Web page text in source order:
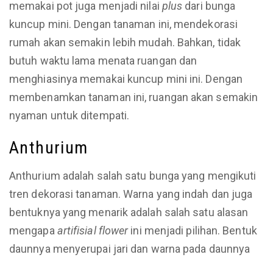
memakai pot juga menjadi nilai plus dari bunga
kuncup mini. Dengan tanaman ini, mendekorasi
rumah akan semakin lebih mudah. Bahkan, tidak
butuh waktu lama menata ruangan dan
menghiasinya memakai kuncup mini ini. Dengan
membenamkan tanaman ini, ruangan akan semakin
nyaman untuk ditempati.
Anthurium
Anthurium adalah salah satu bunga yang mengikuti
tren dekorasi tanaman. Warna yang indah dan juga
bentuknya yang menarik adalah salah satu alasan
mengapa artifisial flowerini menjadi pilihan. Bentuk
daunnya menyerupai jari dan warna pada daunnya